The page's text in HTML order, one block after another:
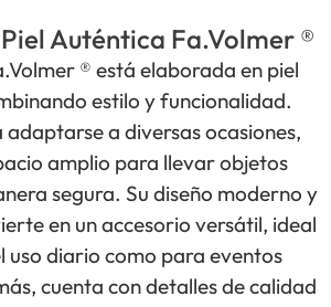
Auténtica Fa.Volmer ®
® está elaborada en piel
estilo y funcionalidad.
a diversas ocasiones,
amplio para llevar objetos
segura. Su diseño moderno y
en un accesorio versátil, ideal
uso diario como para eventos
cuenta con detalles de calidad